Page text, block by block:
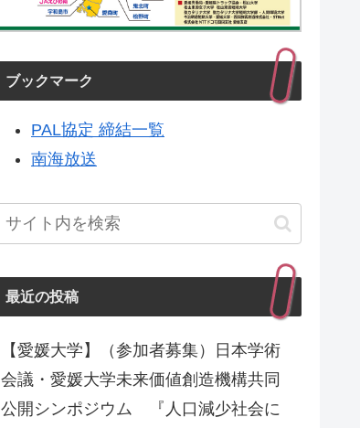
ブックマーク
PAL協定 締結一覧
南海放送
最近の投稿
【愛媛大学】（参加者募集）日本学術
会議・愛媛大学未来価値創造機構共同
公開シンポジウム 『人口減少社会に